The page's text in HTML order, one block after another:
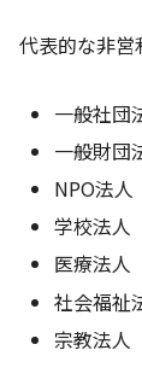
代表的な非営
一般社団
一般財団
NPO法人
学校法人
医療法人
社会福祉
宗教法人